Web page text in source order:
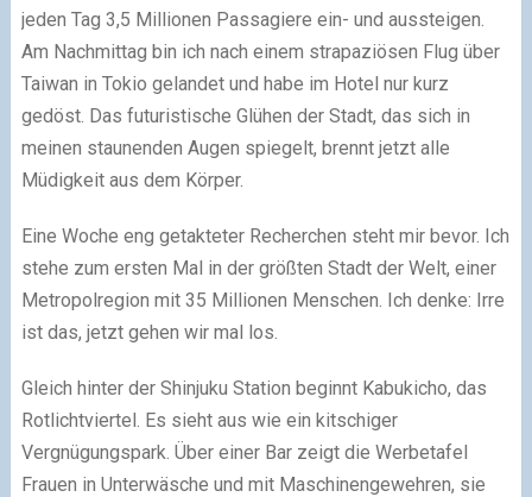
jeden Tag 3,5 Millionen Passagiere ein- und aussteigen.
Am Nachmittag bin ich nach einem strapaziösen Flug über
Taiwan in Tokio gelandet und habe im Hotel nur kurz
gedöst. Das futuristische Glühen der Stadt, das sich in
meinen staunenden Augen spiegelt, brennt jetzt alle
Müdigkeit aus dem Körper.
Eine Woche eng getakteter Recherchen steht mir bevor. Ich
stehe zum ersten Mal in der größten Stadt der Welt, einer
Metropolregion mit 35 Millionen Menschen. Ich denke: Irre
ist das, jetzt gehen wir mal los.
Gleich hinter der Shinjuku Station beginnt Kabukicho, das
Rotlichtviertel. Es sieht aus wie ein kitschiger
Vergnügungspark. Über einer Bar zeigt die Werbetafel
Frauen in Unterwäsche und mit Maschinengewehren, sie